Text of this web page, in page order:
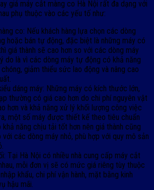
giá máy cắt màng co Hà Nội rất đa dạng với
phụ thuộc vào các yếu tố như:
co: Nếu khách hàng lựa chọn các dòng
hoặc bán tự động, đặc biệt là những máy có
giá thành sẽ cao hơn so với các dòng máy
do là vì các dòng máy tự động có khả năng
chóng, giảm thiểu sức lao động và nâng cao
dáng máy: Những máy có kích thước lớn,
thường có giá cao hơn do chi phí nguyên vật
hơn và khả năng xử lý khối lượng công việc
một số máy được thiết kế theo tiêu chuẩn
năng chịu tải tốt hơn nên giá thành cũng
với các dòng máy nhỏ, phù hợp với quy mô sản
Tại Hà Nội có nhiều nhà cung cấp máy cắt
mỗi đơn vị sẽ có mức giá riêng tùy thuộc
khẩu, chi phí vận hành, mặt bằng kinh
hậu mãi.